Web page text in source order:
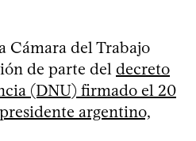
Cámara del Trabajo
de parte del decreto
(DNU) firmado el 20
argentino,